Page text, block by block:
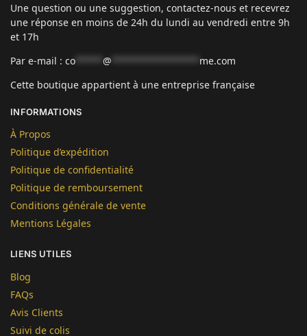
Une question ou une suggestion, contactez-nous et recevrez
une réponse en moins de 24h du lundi au vendredi entre 9h
et 17h
Par e-mail : co @
me.com
Cette boutique appartient à une entreprise française
INFORMATIONS
À Propos
Politique d’expédition
Politique de confidentialité
Politique de remboursement
Conditions générale de vente
Mentions Légales
LIENS UTILES
Blog
FAQs
Avis Clients
Suivi de colis